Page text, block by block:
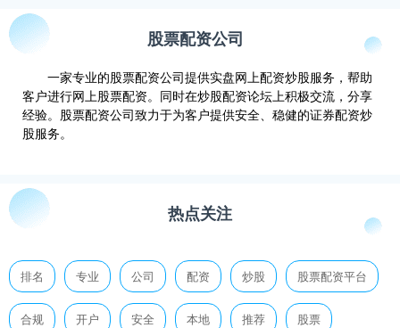
股票配资公司
一家专业的股票配资公司提供实盘网上配资炒股服务，帮助
客户进行网上股票配资。同时在炒股配资论坛上积极交流，分享
经验。股票配资公司致力于为客户提供安全、稳健的证券配资炒
股服务。
热点关注
排名 专业 公司 配资 炒股 股票配资平台
合规 开户 安全 本地 推荐 股票